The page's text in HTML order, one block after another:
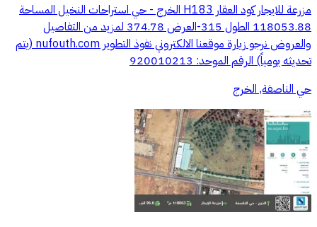
مزرعة للايجار كود العقار H183 الخرج - حي استراحات النخيل المساحة
118053.88 الطول 315-العرض 374.78 لمزيد من التفاصيل
والعروض نرجو زيارة موقعنا الالكتروني نفوذ التطوير nufouth.com (يتم
تحديثه يومياً) الرقم الموحد: 920010213
حي الناصفة, الخرج